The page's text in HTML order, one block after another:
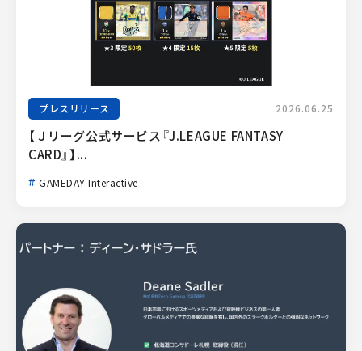
プレスリリース 2026.06.25
【Ｊリーグ公式サービス『J.LEAGUE FANTASY
CARD』】...
GAMEDAY Interactive